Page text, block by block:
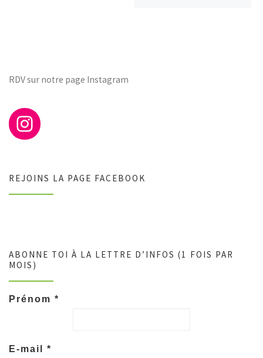
RDV sur notre page Instagram
REJOINS LA PAGE FACEBOOK
ABONNE TOI À LA LETTRE D’INFOS (1 FOIS PAR
MOIS)
Prénom *
E-mail *